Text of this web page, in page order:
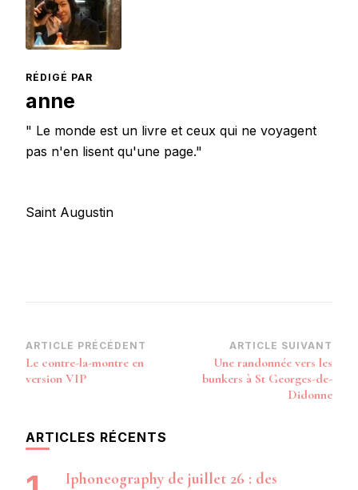
RÉDIGÉ PAR
anne
" Le monde est un livre et ceux qui ne voyagent
pas n'en lisent qu'une page."
Saint Augustin
Navigation
d’article
ARTICLE PRÉCÉDENT
Le contre-la-montre en
version VIP
ARTICLE SUIVANT
Une randonnée vers les
bunkers à St Georges-de-
Didonne
ARTICLES RÉCENTS
Iphoneography de juillet 26 : des